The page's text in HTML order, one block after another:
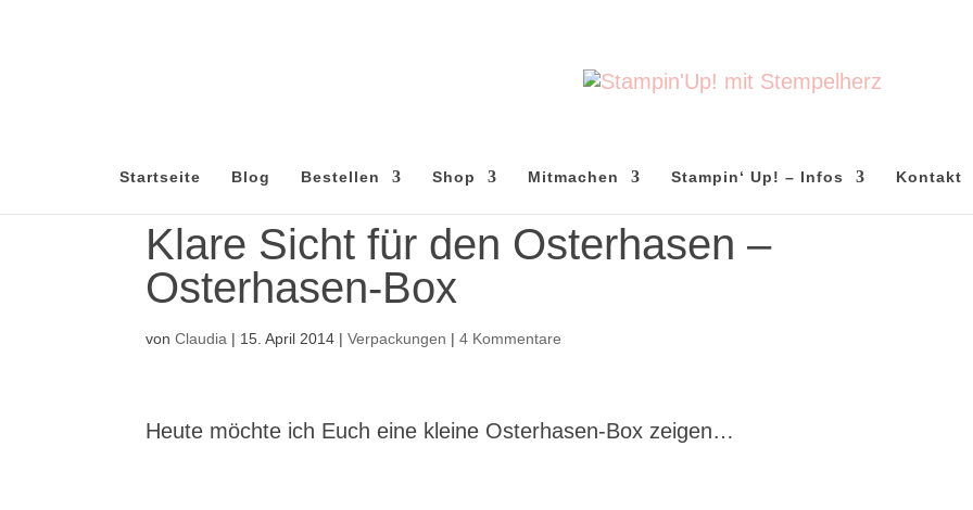
Startseite Blog Bestellen Shop Mitmachen Stampin‘ Up! – Infos Kontakt
Klare Sicht für den Osterhasen –
Osterhasen-Box
vonClaudia | 15. April 2014 |Verpackungen |4 Kommentare
Heute möchte ich Euch eine kleine Osterhasen-Box zeigen…